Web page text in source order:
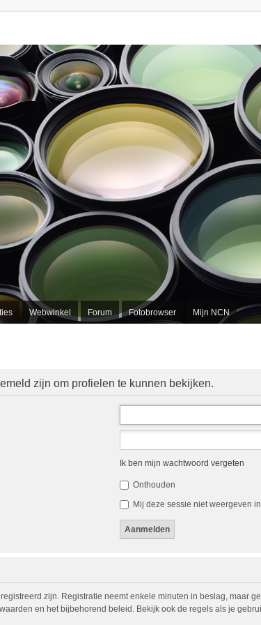
Webwinkel Forum Fotobrowser Mijn NCN
zijn om profielen te kunnen bekijken.
Ik ben mijn wachtwoord vergeten
Onthouden
Mij deze sessie niet weergeven
zijn. Registratie neemt enkele minuten in beslag, maar
en het bijbehorend beleid. Bekijk ook de regels als je